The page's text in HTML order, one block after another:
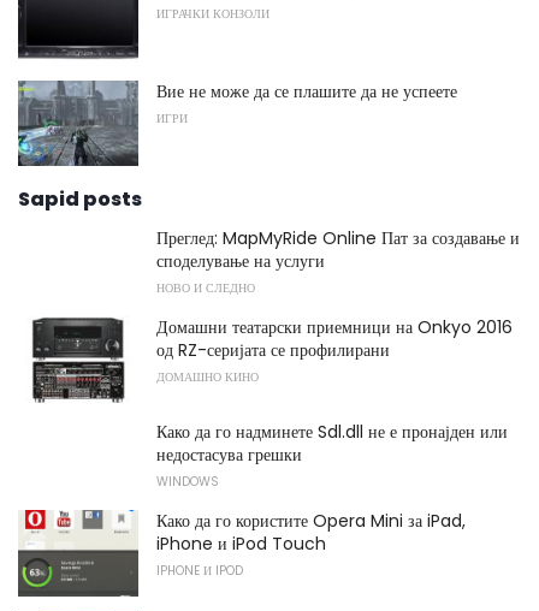
ИГРАЧКИ КОНЗОЛИ
Вие не може да се плашите да не успеете
ИГРИ
Sapid posts
Преглед: MapMyRide Online Пат за создавање и
споделување на услуги
НОВО И СЛЕДНО
Домашни театарски приемници на Onkyo 2016
од RZ-серијата се профилирани
ДОМАШНО КИНО
Како да го надминете Sdl.dll не е пронајден или
недостасува грешки
WINDOWS
Како да го користите Opera Mini за iPad,
iPhone и iPod Touch
IPHONE И IPOD